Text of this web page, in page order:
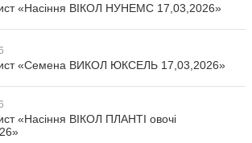
«Насіння ВІКОЛ НУНЕМС 17,03,2026»
«Семена ВИКОЛ ЮКСЕЛЬ 17,03,2026»
«Насіння ВІКОЛ ПЛАНТІ овочі